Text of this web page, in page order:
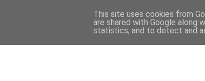
This site uses cookies from
are shared with Google along
statistics, and to detect and